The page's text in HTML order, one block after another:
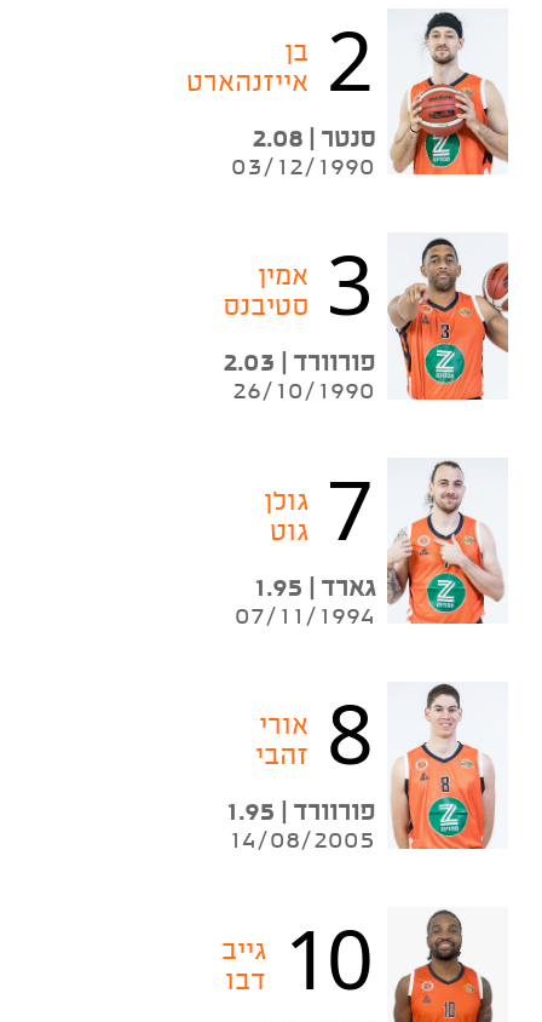
2
בן
אייזנהארט
סנטר | 2.08
03/12/1990
3
אמין
סטיבנס
פורוורד | 2.03
26/10/1990
7
גולן
גוט
גארד | 1.95
07/11/1994
8
אורי
זהבי
פורוורד | 1.95
14/08/2005
10
גייב
דבו